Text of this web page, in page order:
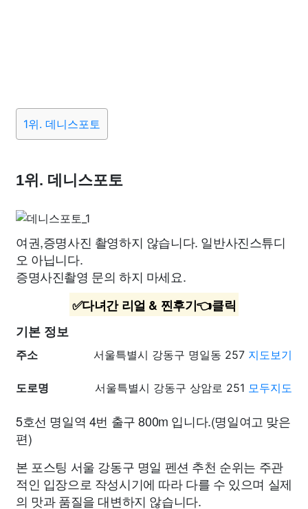
1위. 데니스포토
1위. 데니스포토
여권,증명사진 촬영하지 않습니다. 일반사진스튜디
오 아닙니다.
증명사진촬영 문의 하지 마세요.
✅다녀간 리얼 & 찐후기👈클릭
기본 정보
주소
서울특별시 강동구 명일동 257 지도보기
도로명 서울특별시 강동구 상암로 251 모두지도
5호선 명일역 4번 출구 800m 입니다.(명일여고 맞은
편)
본 포스팅 서울 강동구 명일 펜션 추천 순위는 주관
적인 입장으로 작성시기에 따라 다를 수 있으며 실제
의 맛과 품질을 대변하지 않습니다.